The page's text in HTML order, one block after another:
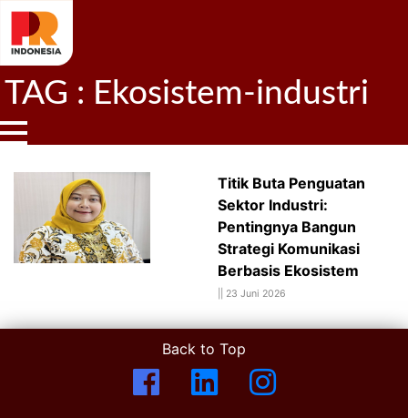
TAG : Ekosistem-industri
Titik Buta Penguatan
Sektor Industri:
Pentingnya Bangun
Strategi Komunikasi
Berbasis Ekosistem
23 Juni 2026
Back to Top